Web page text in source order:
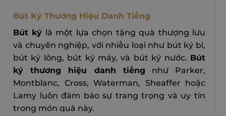
Bút Ký Thương Hiệu Danh Tiếng
Bút ký là một lựa chọn tặng quà thượng lưu
và chuyên nghiệp, với nhiều loại như bút ký bi,
bút ký lông, bút ký máy, và bút ký nước. Bút
ký thương hiệu danh tiếng như Parker,
Montblanc, Cross, Waterman, Sheaffer hoặc
Lamy luôn đảm bảo sự trang trọng và uy tín
trong món quà này.